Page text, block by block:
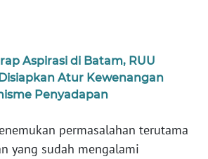
Aspirasi di Batam, RUU
Atur Kewenangan
Penyadapan
permasalahan terutama
yang sudah mengalami